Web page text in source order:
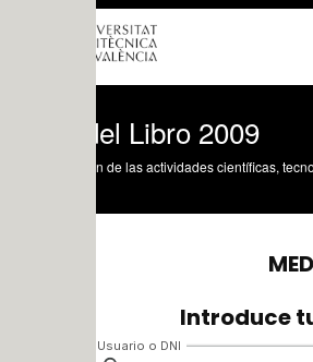
Libro 2009
de las actividades científicas, tecnológicas y